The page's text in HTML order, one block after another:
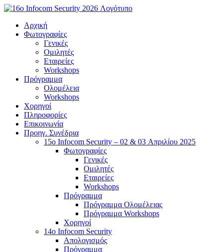
Μετάβαση
περιεχόμενο
Αρχική
Φωτογραφίες
Γενικές
Ομιλητές
Εταιρείες
Workshops
Πρόγραμμα
Ολομέλεια
Workshops
Χορηγοί
Πληροφορίες
Επικοινωνία
Προηγ. Συνέδρια
15o Infocom Security – 02 & 03 Απριλίου 2025
Φωτογραφίες
Γενικές
Ομιλητές
Εταιρείες
Workshops
Πρόγραμμα
Πρόγραμμα Ολομέλειας
Πρόγραμμα Workshops
Χορηγοί
14o Infocom Security
Απολογισμός
Πρόγραμμα